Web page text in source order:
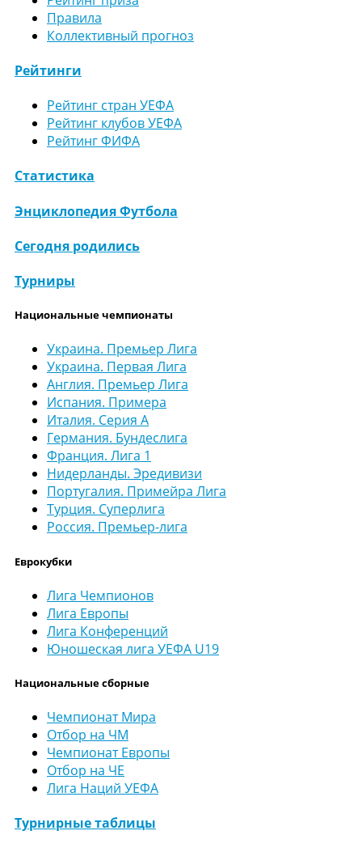
Правила
Коллективный прогноз
Рейтинги
Рейтинг стран УЕФА
Рейтинг клубов УЕФА
Рейтинг ФИФА
Статистика
Энциклопедия Футбола
Сегодня родились
Турниры
Национальные чемпионаты
Украина. Премьер Лига
Украина. Первая Лига
Англия. Премьер Лига
Испания. Примера
Италия. Серия А
Германия. Бундеслига
Франция. Лига 1
Нидерланды. Эредивизи
Португалия. Примейра Лига
Турция. Суперлига
Россия. Премьер-лига
Еврокубки
Лига Чемпионов
Лига Европы
Лига Конференций
Юношеская лига УЕФА U19
Национальные сборные
Чемпионат Мира
Отбор на ЧМ
Чемпионат Европы
Отбор на ЧЕ
Лига Наций УЕФА
Турнирные таблицы